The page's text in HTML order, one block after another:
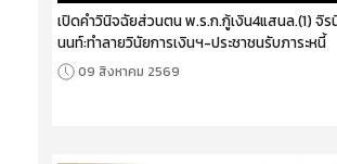
เปิดคำวินิจฉัยส่วนตน พ.ร.ก.กู้เงิน4แสนล.(1) จิร
นนท์:ทำลายวินัยการเงินฯ-ประชาชนรับภาระหนี้
09 สิงหาคม 2569